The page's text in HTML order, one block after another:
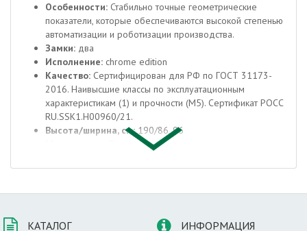
Особенности: Стабильно точные геометрические
показатели, которые обеспечиваются высокой степенью
автоматизации и роботизации производства.
Замки: два
Исполнение: chrome edition
Качество: Сертифицирован для РФ по ГОСТ 31173-
2016. Наивысшие классы по эксплуатационным
характеристикам (1) и прочности (М5). Сертификат POCC
RU.SSK1.H00960/21.
Высота/ширина, см:190/86, 96
Высококачественная конструкционная
Отделка снаружи:Стальной лист с декоративным
Эко Шпон.
КАТАЛОГ ИНФОРМАЦИЯ